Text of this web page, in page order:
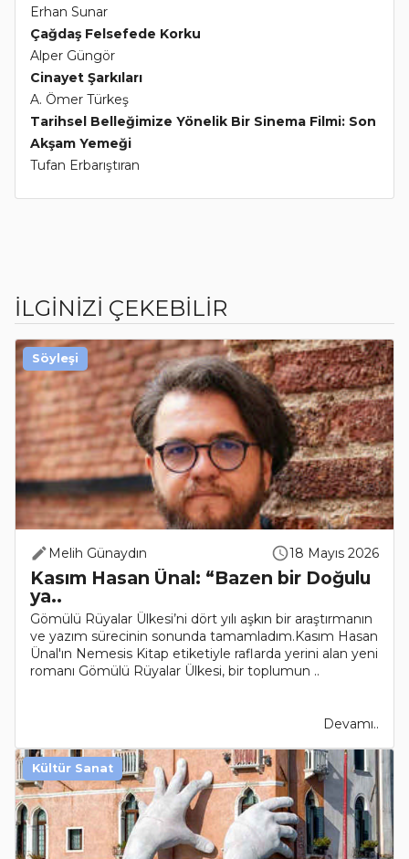
Erhan Sunar
Çağdaş Felsefede Korku
Alper Güngör
Cinayet Şarkıları
A. Ömer Türkeş
Tarihsel Belleğimize Yönelik Bir Sinema Filmi: Son
Akşam Yemeği
Tufan Erbarıştıran
İLGİNİZİ ÇEKEBİLİR
Melih Günaydın 18 Mayıs 2026
Kasım Hasan Ünal: “Bazen bir Doğulu
ya..
Gömülü Rüyalar Ülkesi’ni dört yılı aşkın bir araştırmanın
ve yazım sürecinin sonunda tamamladım.Kasım Hasan
Ünal'ın Nemesis Kitap etiketiyle raflarda yerini alan yeni
romanı Gömülü Rüyalar Ülkesi, bir toplumun ..
Devamı..
Söyleşi
Kültür Sanat